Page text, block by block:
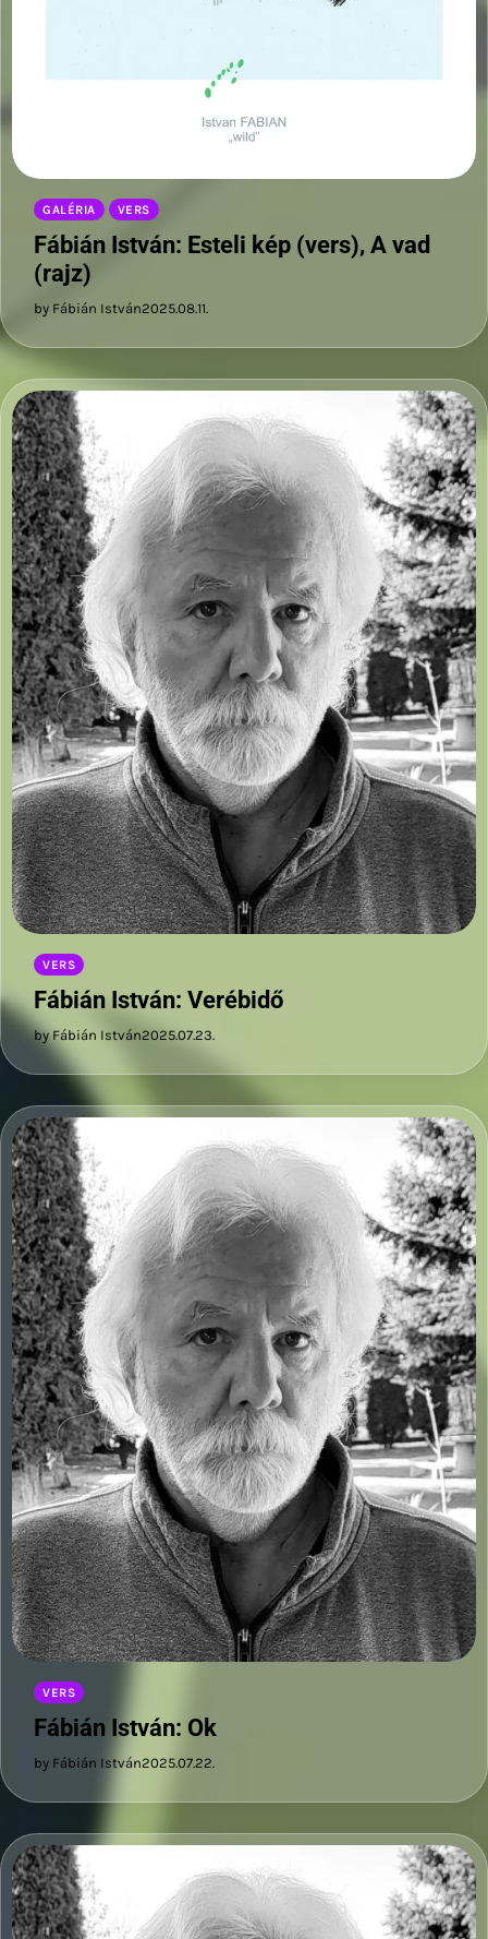
GALÉRIA VERS
Fábián István: Esteli kép (vers), A vad
(rajz)
by Fábián István2025.08.11.
VERS
Fábián István: Verébidő
by Fábián István2025.07.23.
VERS
Fábián István: Ok
by Fábián István2025.07.22.